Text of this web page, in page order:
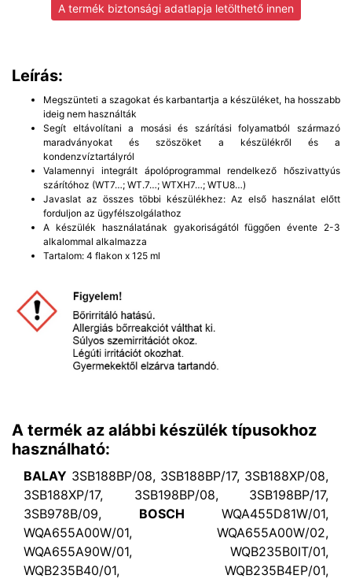
A termék biztonsági adatlapja letölthető innen
Leírás:
Megszünteti a szagokat és karbantartja a készüléket, ha hosszabb
ideig nem használták
Segít eltávolítani a mosási és szárítási folyamatból származó
maradványokat és szöszöket a készülékről és a
kondenzvíztartályról
Valamennyi integrált ápolóprogrammal rendelkező hőszivattyús
szárítóhoz (WT7…; WT.7…; WTXH7…; WTU8…)
Javaslat az összes többi készülékhez: Az első használat előtt
forduljon az ügyfélszolgálathoz
A készülék használatának gyakoriságától függően évente 2-3
alkalommal alkalmazza
Tartalom: 4 flakon x 125 ml
A termék az alábbi készülék típusokhoz
használható:
BALAY 3SB188BP/08, 3SB188BP/17, 3SB188XP/08,
3SB188XP/17, 3SB198BP/08, 3SB198BP/17,
3SB978B/09, BOSCH WQA455D81W/01,
WQA655A00W/01, WQA655A00W/02,
WQA655A90W/01, WQB235B0IT/01,
WQB235B40/01, WQB235B4EP/01,